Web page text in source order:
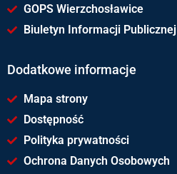
GOPS Wierzchosławice
Biuletyn Informacji Publicznej
Dodatkowe informacje
Mapa strony
Dostępność
Polityka prywatności
Ochrona Danych Osobowych